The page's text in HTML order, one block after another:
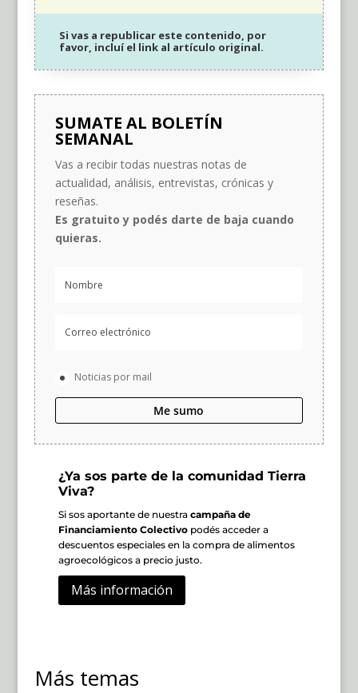
Si vas a republicar este contenido, por
favor, incluí el link al artículo original.
SUMATE AL BOLETÍN
SEMANAL
Vas a recibir todas nuestras notas de
actualidad, análisis, entrevistas, crónicas y
reseñas.
Es gratuito y podés darte de baja cuando
quieras.
Noticias por mail
Me sumo
¿Ya sos parte de la comunidad Tierra
Viva?
Si sos aportante de nuestra campaña de
Financiamiento Colectivopodés acceder a
descuentos especiales en la compra de alimentos
agroecológicos a precio justo.
Más información
Más temas